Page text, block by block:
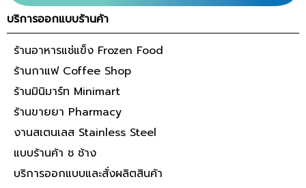
บริการออกแบบร้านค้า
ร้านอาหารแช่แข็ง Frozen Food
ร้านกาแฟ Coffee Shop
ร้านมินิมาร์ท Minimart
ร้านขายยา Pharmacy
งานสเตนเลส Stainless Steel
แบบร้านค้า ช ช้าง
บริการออกแบบและสั่งผลิตสินค้า